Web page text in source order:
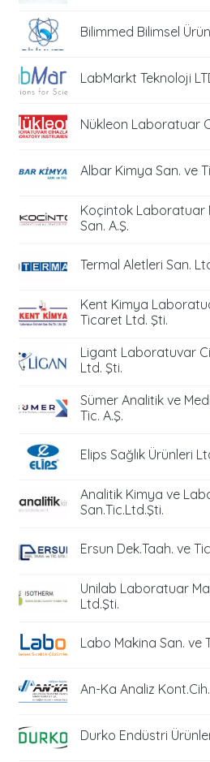
Bilimmed Bilimsel
LabMarkt Teknoloji
Nükleon Laboratuar
Albar Kimya San. ve
Koçintok Laboratuar
San. A.Ş.
Termal Aletleri San.
Kent Kimya
Ticaret Ltd. Şti.
Ligant Laboratuvar
Ltd. Şti.
Sümer Analitik ve
Tic. A.Ş.
Elips Sağlık Ürünleri
Analitik Kimya ve
San.Tic.Ltd.Şti.
Ersun Dek.Taah. ve
Unilab Laboratuar
Ltd.Şti.
Labo Makina San. ve
An-Ka Analiz
Durko Endüstri